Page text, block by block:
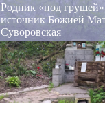
Родник «под
источник Божией
Суворовская